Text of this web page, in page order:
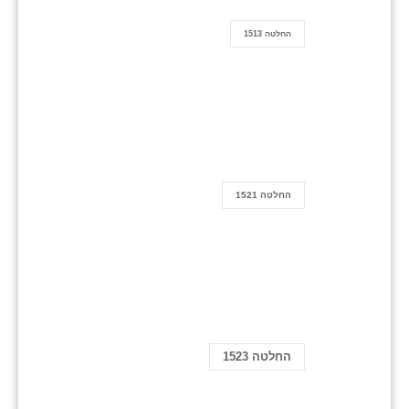
החלטה 1513
החלטה 1521
החלטה 1523